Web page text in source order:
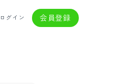
ログイン 会員登録